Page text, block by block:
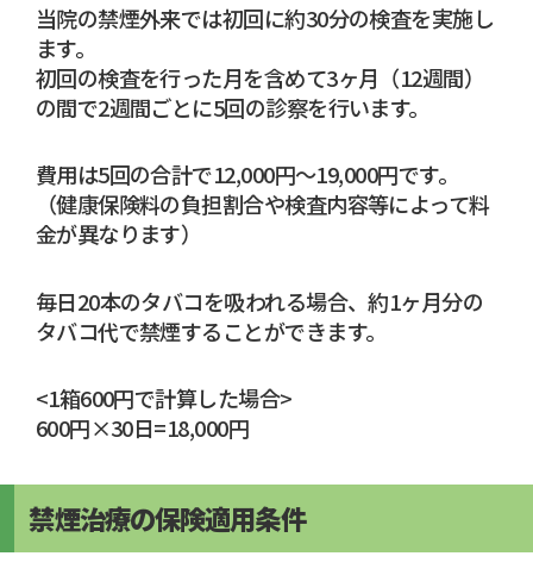
当院の禁煙外来では初回に約30分の検査を実施し
ます。
初回の検査を行った月を含めて3ヶ月（12週間）
の間で2週間ごとに5回の診察を行います。
費用は5回の合計で12,000円～19,000円です。
（健康保険料の負担割合や検査内容等によって料
金が異なります）
毎日20本のタバコを吸われる場合、約1ヶ月分の
タバコ代で禁煙することができます。
<1箱600円で計算した場合>
600円×30日=18,000円
禁煙治療の保険適用条件